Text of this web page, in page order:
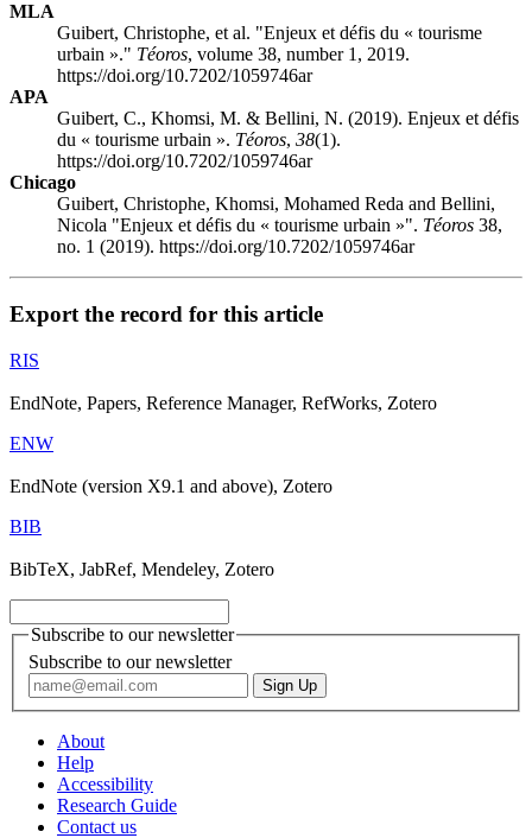
MLA
Guibert, Christophe, et al. "Enjeux et défis du « tourisme
urbain »." Téoros, volume 38, number 1, 2019.
https://doi.org/10.7202/1059746ar
APA
Guibert, C., Khomsi, M. & Bellini, N. (2019). Enjeux et défis
du « tourisme urbain ». Téoros, 38(1).
https://doi.org/10.7202/1059746ar
Chicago
Guibert, Christophe, Khomsi, Mohamed Reda and Bellini,
Nicola "Enjeux et défis du « tourisme urbain »". Téoros 38,
no. 1 (2019). https://doi.org/10.7202/1059746ar
Export the record for this article
RIS
EndNote, Papers, Reference Manager, RefWorks, Zotero
ENW
EndNote (version X9.1 and above), Zotero
BIB
BibTeX, JabRef, Mendeley, Zotero
Subscribe to our newsletter
Subscribe to our newsletter
About
Help
Accessibility
Research Guide
Contact us